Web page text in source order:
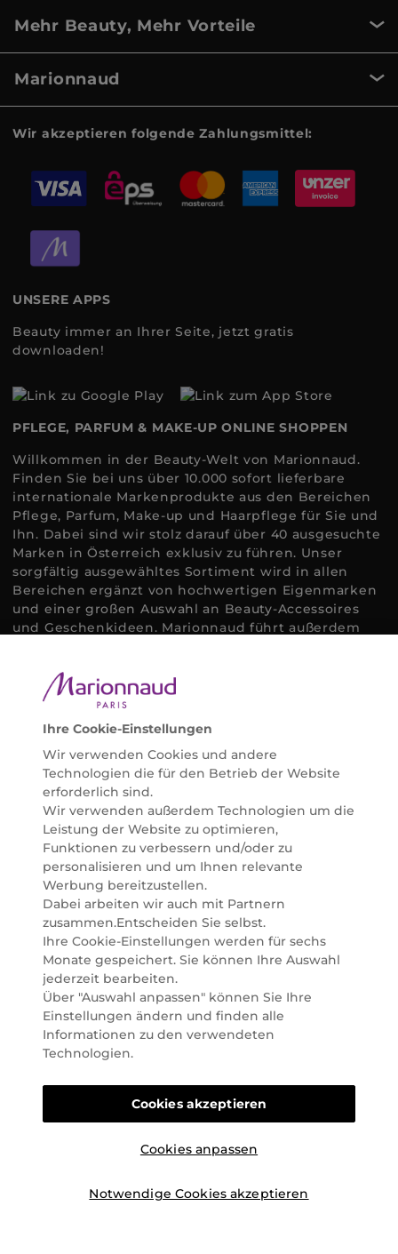
Mehr Beauty, Mehr Vorteile
Marionnaud
Wir akzeptieren folgende Zahlungsmittel:
UNSERE APPS
Beauty immer an Ihrer Seite, jetzt gratis
downloaden!
PFLEGE, PARFUM & MAKE-UP ONLINE SHOPPEN
Willkommen in der Beauty-Welt von Marionnaud.
Finden Sie bei uns über 10.000 sofort lieferbare
internationale Markenprodukte aus den Bereichen
Pflege, Parfum, Make-up und Haarpflege für Sie und
Ihn. Dabei sind wir stolz darauf über 40 ausgesuchte
Marken in Österreich exklusiv zu führen. Unser
sorgfältig ausgewähltes Sortiment wird in allen
Bereichen ergänzt von hochwertigen Eigenmarken
und einer großen Auswahl an Beauty-Accessoires
und Geschenkideen. Marionnaud führt außerdem
Bedürfnissen individuell mit der perfekten Lösung
helfen zu können. Entdecken Sie auch unsere
Online Beauty Beratungen und bestellen Sie ganz
einfach alles für Ihre Beauty Routine direkt nach
Hause oder in Ihre Wunsch-Parfümerie liefern.
BERATUNG & EXPERTISE
Marionnaud wurde im Jahr 1984 in Paris gegründet
und ist seit 2001 in Österreich vertreten. Mit rund 80
Parfümerien und unserem Online Shop sind wir
Marktführer im selektiven Beautyhandel in
Österreich. Seit 2023 liefern wir auch nach
Deutschland. Durch abwechselnde Aktionen und
attraktive Angebote zu allen Anlässen finden Sie bei
Marionnaud alles, was Beauty Herzen höherschlagen
lässt. Wir glauben fest daran, dass Freude auf viele
Arten geschaffen werden kann. Vom beruhigenden
und pflegenden Gefühl Ihrer Lieblingsaugencreme
bis zur positiven Verpflichtung zu nachhaltigen
Rohstoffen. Darum suchen wir jeden Tag nach
Wegen, um Ihnen das tägliche Wohlfühlen zu
können online und offline zu beraten und bei Ihren
Fragen zu unterstützen.
Ihre Cookie-Einstellungen
Wir verwenden Cookies und andere
Technologien die für den Betrieb der Website
erforderlich sind.
Wir verwenden außerdem Technologien um die
Leistung der Website zu optimieren,
Funktionen zu verbessern und/oder zu
personalisieren und um Ihnen relevante
Werbung bereitzustellen.
Dabei arbeiten wir auch mit Partnern
zusammen.Entscheiden Sie selbst.
Ihre Cookie-Einstellungen werden für sechs
Monate gespeichert. Sie können Ihre Auswahl
jederzeit bearbeiten.
Über "Auswahl anpassen" können Sie Ihre
Einstellungen ändern und finden alle
Informationen zu den verwendeten
Technologien.
Cookies anpassen
Notwendige Cookies akzeptieren
Cookies akzeptieren